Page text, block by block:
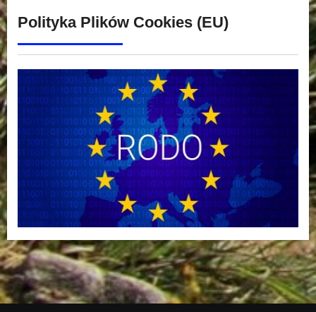
Polityka Plików Cookies (EU)